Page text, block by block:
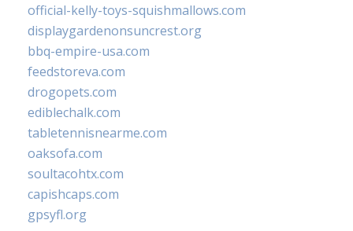
official-kelly-toys-squishmallows.com
displaygardenonsuncrest.org
bbq-empire-usa.com
feedstoreva.com
drogopets.com
ediblechalk.com
tabletennisnearme.com
oaksofa.com
soultacohtx.com
capishcaps.com
gpsyfl.org